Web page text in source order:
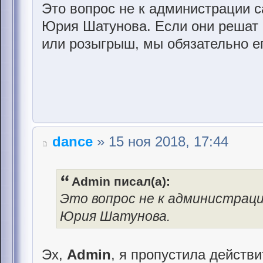
Это вопрос не к администрации
Юрия Шатунова. Если они решат
или розыгрыш, мы обязательно
dance » 15 ноя 2018, 17:44
Admin писал(а):
Это вопрос не к
Юрия Шатунова.
Эх, Admin, я пропустила